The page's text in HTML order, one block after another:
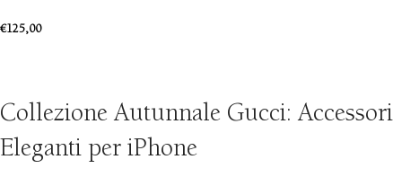
€125,00
Collezione Autunnale Gucci: Accessori
Eleganti per iPhone